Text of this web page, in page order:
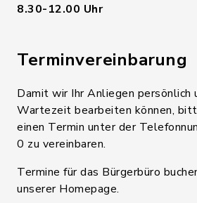
8.30-12.00 Uhr
Terminvereinbarung
Damit wir Ihr Anliegen persönlich
Wartezeit bearbeiten können,
einen Termin unter der
0 zu vereinbaren.
Termine für das Bürgerbüro
unserer Homepage.